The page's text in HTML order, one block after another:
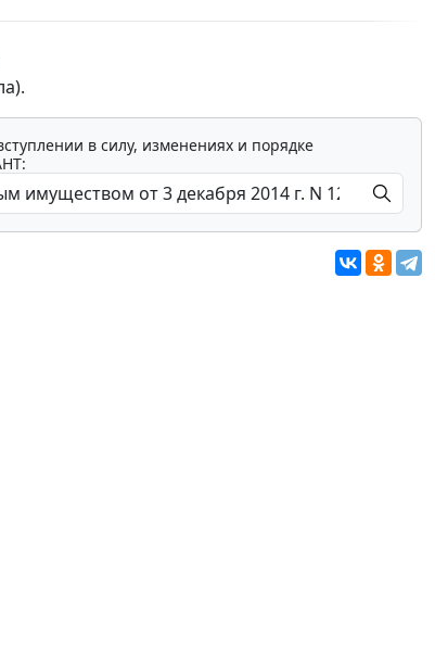
в силу, изменениях и порядке